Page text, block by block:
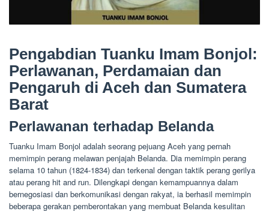
Pengabdian Tuanku Imam Bonjol:
Perlawanan, Perdamaian dan
Pengaruh di Aceh dan Sumatera
Barat
Perlawanan terhadap Belanda
Tuanku Imam Bonjol adalah seorang pejuang Aceh yang pernah
memimpin perang melawan penjajah Belanda. Dia memimpin perang
selama 10 tahun (1824-1834) dan terkenal dengan taktik perang gerilya
atau perang hit and run. Dilengkapi dengan kemampuannya dalam
bernegosiasi dan berkomunikasi dengan rakyat, ia berhasil memimpin
beberapa gerakan pemberontakan yang membuat Belanda kesulitan